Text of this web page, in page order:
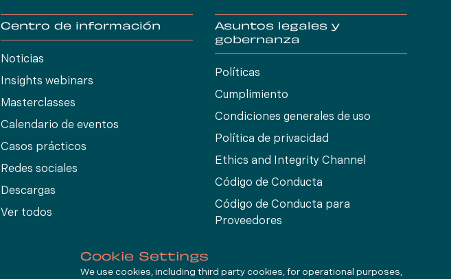
Centro de información
Noticias
Insights webinars
Masterclasses
Calendario de eventos
Casos prácticos
Redes sociales
Descargas
Ver todos
Asuntos legales y
gobernanza
Políticas
Cumplimiento
Condiciones generales de uso
Política de privacidad
Ethics and Integrity Channel
Código de Conducta
Código de Conducta para
Proveedores
Cookie Settings
We use cookies, including third party cookies, for operational purposes,